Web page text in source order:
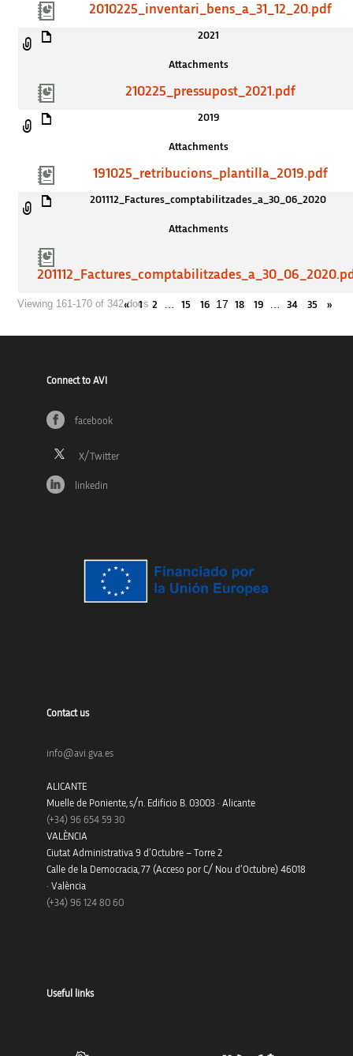
2010225_inventari_bens_a_31_12_20.pdf
2021
Attachments
210225_pressupost_2021.pdf
2019
Attachments
191025_retribucions_plantilla_2019.pdf
201112_Factures_comptabilitzades_a_30_06_2020
Attachments
Viewing 161-170 of 342 docs
« 1 2 … 15 16 17 18 19 … 34 35 »
Connect to AVI
facebook
linkedin
Contact us
info@avi.gva.es
ALICANTE
Muelle de Poniente, s/n. Edificio B. 03003 · Alicante
(+34) 96 654 59 30
VALÈNCIA
Ciutat Administrativa 9 d’Octubre – Torre 2
Calle de la Democracia, 77 (Acceso por C/ Nou d’Octubre) 46018
· València
(+34) 96 124 80 60
Useful links